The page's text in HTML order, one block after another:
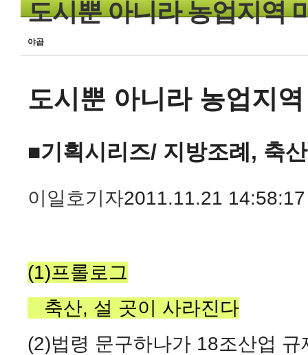
도시뿐 아니라 농업지역
야곱
도시뿐 아니라 농업지
■기획시리즈/ 지방조례, 축
이일호기자2011.11.21 14:58:17
(1)프롤로그
축산, 설 곳이 사라진다
(2)법령 문구하나가 18조산업